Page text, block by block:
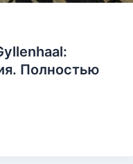
Полностью